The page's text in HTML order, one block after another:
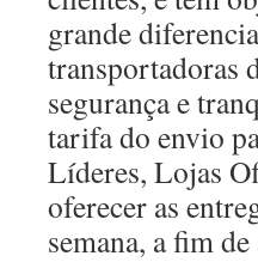
grande
transportadoras
segurança e
tarifa do envio
Líderes, Lojas
oferecer as
semana, a fim